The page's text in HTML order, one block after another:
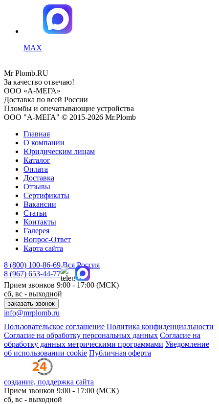
MAX
MrPlomb.RU
За качество отвечаю!
ООО «А-МЕГА»
Доставка по всей России
Пломбы и опечатывающие устройства
ООО "А-МЕГА" © 2015-2026 Mr.Plomb
Главная
О компании
Юридическим лицам
Каталог
Оплата
Доставка
Отзывы
Сертификаты
Вакансии
Статьи
Контакты
Галерея
Вопрос-Ответ
Карта сайта
8 (800) 100-86-69 Вся Россия
8 (967) 653-44-77
Прием звонков 9:00 - 17:00 (МСК)
сб, вс - выходной
заказать звонок
info@mrplomb.ru
Пользовательское соглашение Политика конфиденциальности
Согласие на обработку персональных данных Согласие на
обработку данных метрическими программами Уведомление
об использовании cookie Публичная оферта
создание, поддержка сайта
Прием звонков 9:00 - 17:00 (МСК)
сб, вс - выходной